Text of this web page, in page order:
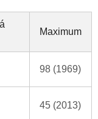
Maximum
98 (1969)
45 (2013)